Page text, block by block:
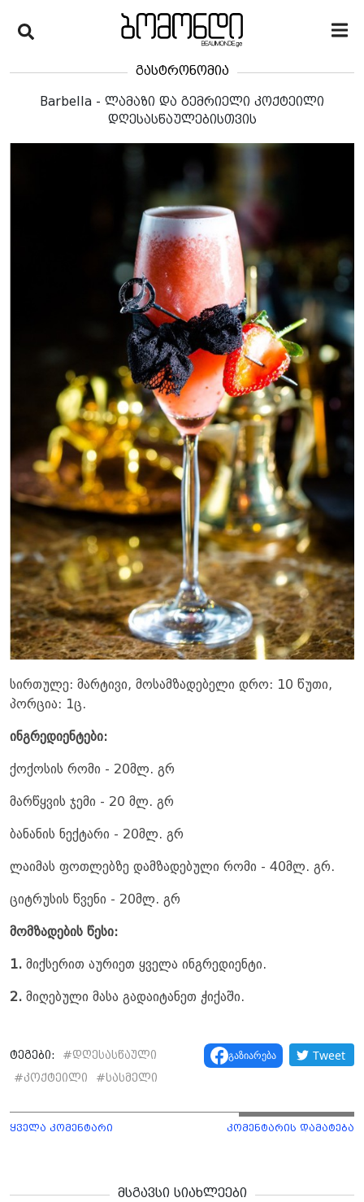
გასტრონომია
Barbella - ლამაზი და გემრიელი კოქტეილი
დღესასწაულებისთვის
სირთულე: მარტივი, მოსამზადებელი დრო: 10 წუთი,
პორცია: 1ც.
ინგრედიენტები:
ქოქოსის რომი - 20მლ. გრ
მარწყვის ჯემი - 20 მლ. გრ
ბანანის ნექტარი - 20მლ. გრ
ლაიმას ფოთლებზე დამზადებული რომი - 40მლ. გრ.
ციტრუსის წვენი - 20მლ. გრ
მომზადების წესი:
1. მიქსერით აურიეთ ყველა ინგრედიენტი.
2. მიღებული მასა გადაიტანეთ ჭიქაში.
ტეგები: #დღესასწაული
#კოქტეილი #სასმელი
გაზიარება Tweet
ყველა კომენტარი კომენტარის დამატება
მსგავსი სიახლეები